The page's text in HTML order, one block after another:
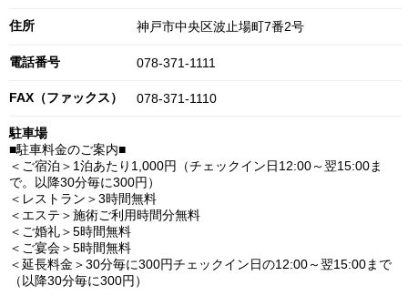
住所 神戸市中央区波止場町7番2号
電話番号 078-371-1111
FAX（ファックス） 078-371-1110
駐車場
■駐車料金のご案内■
＜ご宿泊＞1泊あたり1,000円（チェックイン日12:00～翌15:00ま
で。以降30分毎に300円）
＜レストラン＞3時間無料
＜エステ＞施術ご利用時間分無料
＜ご婚礼＞5時間無料
＜ご宴会＞5時間無料
＜延長料金＞30分毎に300円チェックイン日の12:00～翌15:00まで
（以降30分毎に300円）